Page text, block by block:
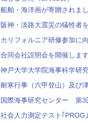
船舶・海洋画が寄贈されま
阪神・淡路大震災の犠牲者
カリフォルニア研修参加に
合同会社説明会を開催しま
神戸大学大学院海事科学研
耐寒行事（六甲登山）及び
国際海事研究センター 第3
社会人力測定テスト｢PROG